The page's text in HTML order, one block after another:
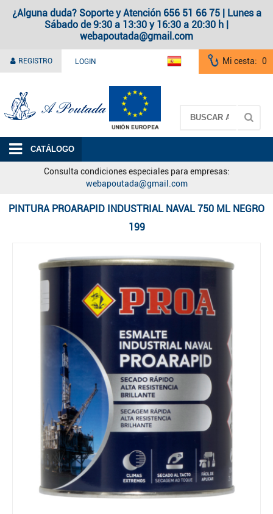
¿Alguna duda? Soporte y Atención 656 51 66 75 | Lunes a
Sábado de 9:30 a 13:30 y 16:30 a 20:30 h |
webapoutada@gmail.com
REGISTRO LOGIN Mi cesta: 0
CATÁLOGO
Consulta condiciones especiales para empresas:
webapoutada@gmail.com
PINTURA PROARAPID INDUSTRIAL NAVAL 750 ML NEGRO
199